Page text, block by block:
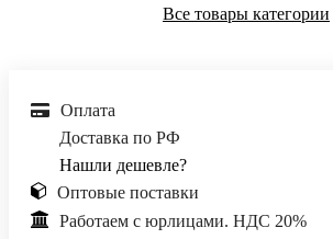
Все товары категории
Оплата
Доставка по РФ
Нашли дешевле?
Оптовые поставки
Работаем с юрлицами. НДС 20%